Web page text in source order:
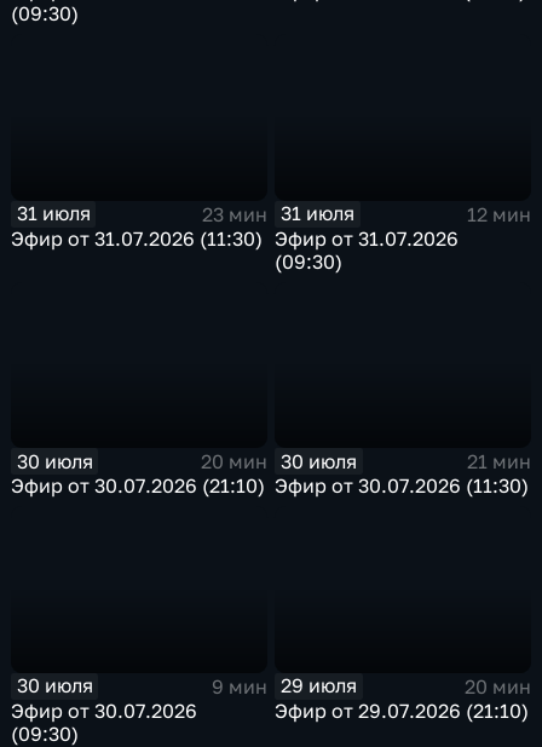
(09:30)
31 июля
23 мин
Эфир от 31.07.2026 (11:30)
31 июля
12 мин
Эфир от 31.07.2026
(09:30)
30 июля
20 мин
Эфир от 30.07.2026 (21:10)
30 июля
21 мин
Эфир от 30.07.2026 (11:30)
30 июля
9 мин
Эфир от 30.07.2026
(09:30)
29 июля
20 мин
Эфир от 29.07.2026 (21:10)